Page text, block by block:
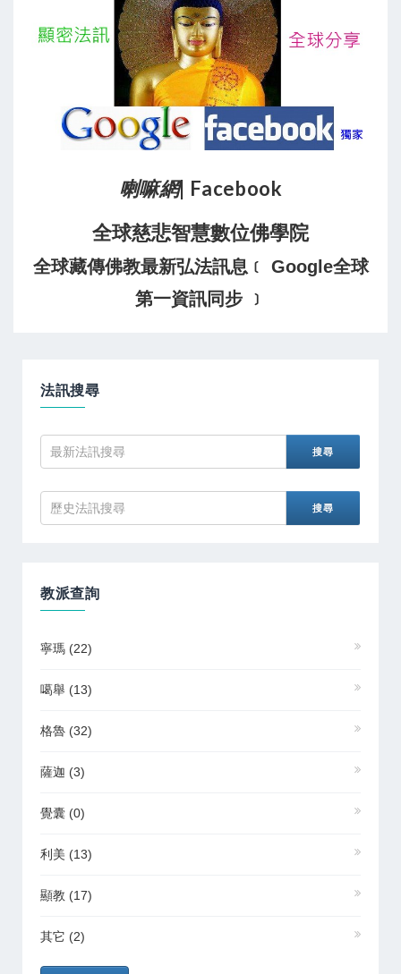
喇嘛網| Facebook
全球慈悲智慧數位佛學院
全球藏傳佛教最新弘法訊息﹝ Google全球
第一資訊同步 ﹞
法訊搜尋
教派查詢
寧瑪 (22)
噶舉 (13)
格魯 (32)
薩迦 (3)
覺囊 (0)
利美 (13)
顯教 (17)
其它 (2)